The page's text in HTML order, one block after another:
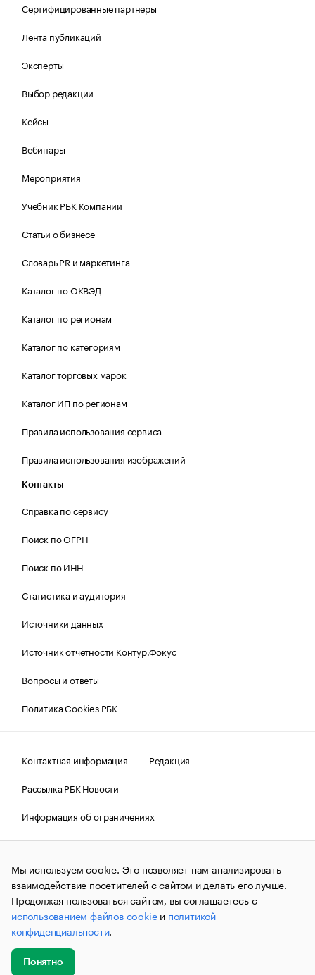
Сертифицированные партнеры
Лента публикаций
Эксперты
Выбор редакции
Кейсы
Вебинары
Мероприятия
Учебник РБК Компании
Статьи о бизнесе
Словарь PR и маркетинга
Каталог по ОКВЭД
Каталог по регионам
Каталог по категориям
Каталог торговых марок
Каталог ИП по регионам
Правила использования сервиса
Правила использования изображений
Контакты
Справка по сервису
Поиск по ОГРН
Поиск по ИНН
Статистика и аудитория
Источники данных
Источник отчетности Контур.Фокус
Вопросы и ответы
Политика Cookies РБК
Контактная информация
Редакция
Рассылка РБК Новости
Информация об ограничениях
Правовая информация
О соблюдении авторских прав
© АО «РОСБИЗНЕСКОНСАЛТИНГ»,1995–2026.Сообщения
и материалы информационного агентства «РБК»
(зарегистрировано Федеральной службой по надзору в сфере
связи, информационных технологий и массовых
коммуникаций (Роскомнадзор) 09.12.2015 за номером ИА
№ФС77-63848) сопровождаются пометкой «РБК». Отдельные
публикации могут содержать информацию,
не предназначенную для пользователей
до 18 лет.
Мы используем cookie. Это позволяет нам анализировать
взаимодействие посетителей с сайтом и делать его лучше.
Продолжая пользоваться сайтом, вы соглашаетесь с
использованием файлов cookieи политикой
конфиденциальности.
Понятно